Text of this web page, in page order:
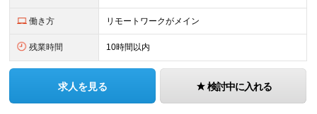
働き方 リモートワークがメイン
残業時間 10時間以内
求人を見る 検討中に入れる